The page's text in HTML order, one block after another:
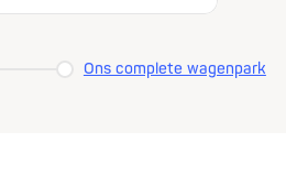
Ons complete wagenpark